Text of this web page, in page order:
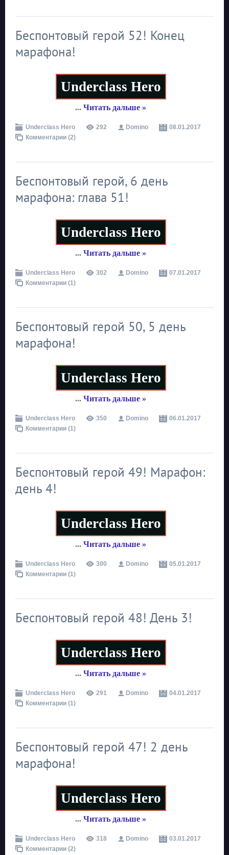
Беспонтовый герой 52! Конец
марафона!
Underclass Hero
... Читать дальше »
Underclass Hero 292 Domino
08.01.2017
Комментарии (2)
Беспонтовый герой, 6 день
марафона: глава 51!
Underclass Hero
... Читать дальше »
Underclass Hero 302 Domino
07.01.2017
Комментарии (1)
Беспонтовый герой 50, 5 день
марафона!
Underclass Hero
... Читать дальше »
Underclass Hero 350 Domino
06.01.2017
Комментарии (1)
Беспонтовый герой 49! Марафон:
день 4!
Underclass Hero
... Читать дальше »
Underclass Hero 300 Domino
05.01.2017
Комментарии (1)
Беспонтовый герой 48! День 3!
Underclass Hero
... Читать дальше »
Underclass Hero 291 Domino
04.01.2017
Комментарии (1)
Беспонтовый герой 47! 2 день
марафона!
Underclass Hero
... Читать дальше »
Underclass Hero 318 Domino
03.01.2017
Комментарии (2)